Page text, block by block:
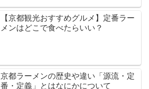
【京都観光おすすめグルメ】定番ラー
メンはどこで食べたらいい？
京都ラーメンの歴史や違い「源流・定
番・定義」とはなにかについて